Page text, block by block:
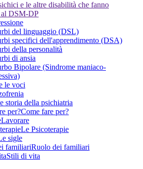
e le altre disabilità che fanno
DSM-DP
del linguaggio (DSL)
specifici dell'apprendimento (DSA)
della personalità
di ansia
Bipolare (Sindrome maniaco-
le voci
storia della psichiatria
Come fare per?
Lavorare
Le Psicoterapie
sigle
Ruolo dei familiari
Stili di vita